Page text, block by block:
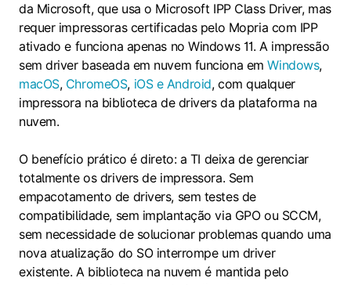
da Microsoft, que usa o Microsoft IPP Class Driver, mas
requer impressoras certificadas pelo Mopria com IPP
ativado e funciona apenas no Windows 11. A impressão
sem driver baseada em nuvem funciona emWindows,
macOS, ChromeOS, iOS e Android, com qualquer
impressora na biblioteca de drivers da plataforma na
nuvem.
O benefício prático é direto: a TI deixa de gerenciar
totalmente os drivers de impressora. Sem
empacotamento de drivers, sem testes de
compatibilidade, sem implantação via GPO ou SCCM,
sem necessidade de solucionar problemas quando uma
nova atualização do SO interrompe um driver
existente. A biblioteca na nuvem é mantida pelo